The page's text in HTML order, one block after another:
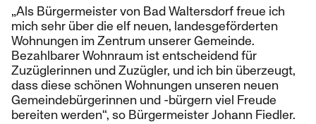
„Als Bürgermeister von Bad Waltersdorf freue ich
mich sehr über die elf neuen, landesgeförderten
Wohnungen im Zentrum unserer Gemeinde.
Bezahlbarer Wohnraum ist entscheidend für
Zuzüglerinnen und Zuzügler, und ich bin überzeugt,
dass diese schönen Wohnungen unseren neuen
Gemeindebürgerinnen und -bürgern viel Freude
bereiten werden“, so Bürgermeister Johann Fiedler.